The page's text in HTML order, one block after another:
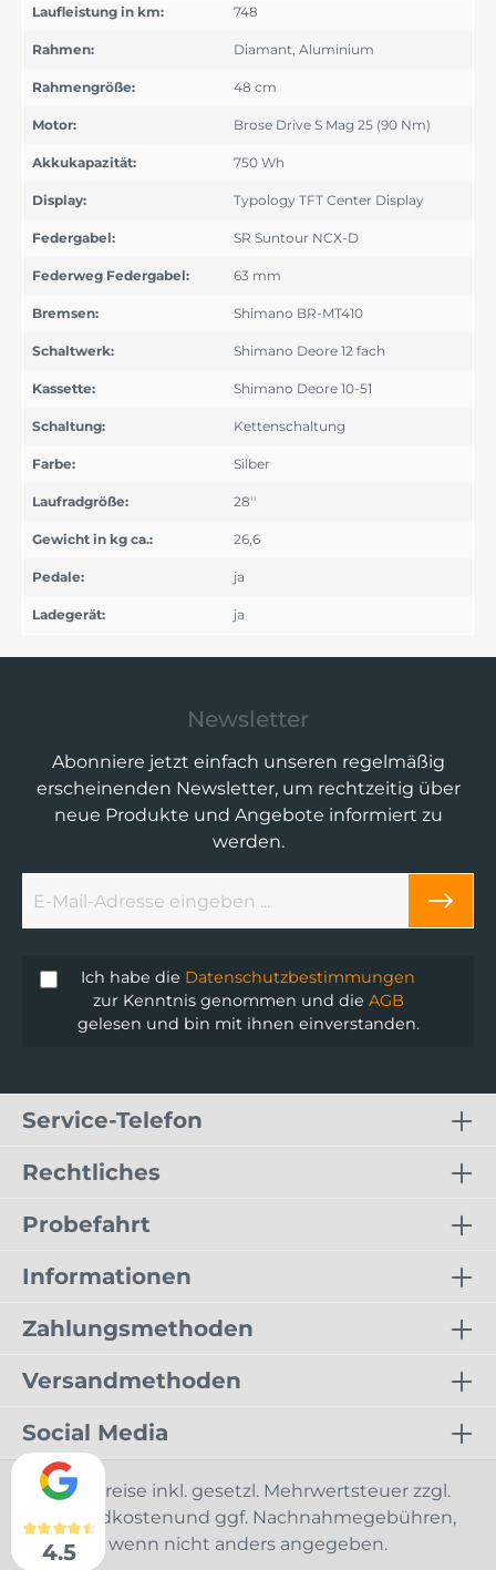
Laufleistung in km: 748
Rahmen: Diamant, Aluminium
Rahmengröße: 48 cm
Motor: Brose Drive S Mag 25 (90 Nm)
Akkukapazität: 750 Wh
Display: Typology TFT Center Display
Federgabel: SR Suntour NCX-D
Federweg Federgabel: 63 mm
Bremsen: Shimano BR-MT410
Schaltwerk: Shimano Deore 12 fach
Kassette: Shimano Deore 10-51
Schaltung: Kettenschaltung
Farbe: Silber
Laufradgröße: 28''
Gewicht in kg ca.: 26,6
Pedale: ja
Ladegerät: ja
Newsletter
Abonniere jetzt einfach unseren regelmäßig
erscheinenden Newsletter, um rechtzeitig über
neue Produkte und Angebote informiert zu
werden.
Ich habe die Datenschutzbestimmungen
zur Kenntnis genommen und die AGB
gelesen und bin mit ihnen einverstanden.
Service-Telefon
Rechtliches
Probefahrt
Informationen
Zahlungsmethoden
Versandmethoden
Social Media
* Alle Preise inkl. gesetzl. Mehrwertsteuer zzgl.
Versandkostenund ggf. Nachnahmegebühren,
wenn nicht anders angegeben.
4.5